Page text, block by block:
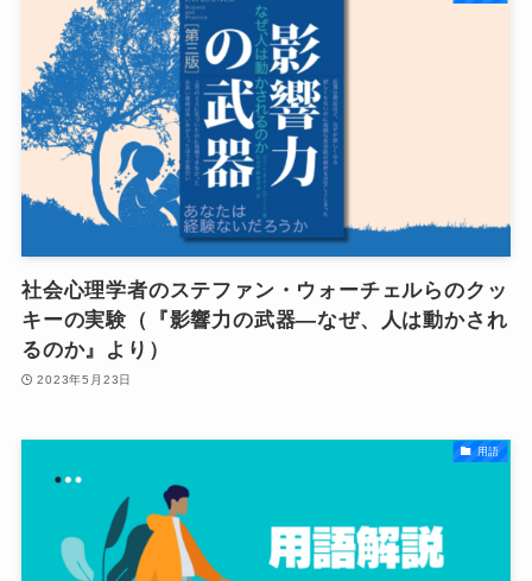
社会心理学者のステファン・ウォーチェルらのクッ
キーの実験（『影響力の武器―なぜ、人は動かされ
るのか』より）
2023年5月23日
用語